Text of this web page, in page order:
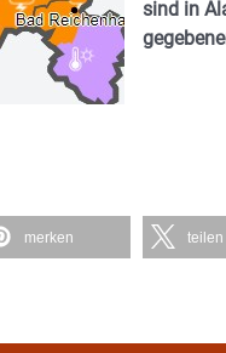
sind in
merken teilen